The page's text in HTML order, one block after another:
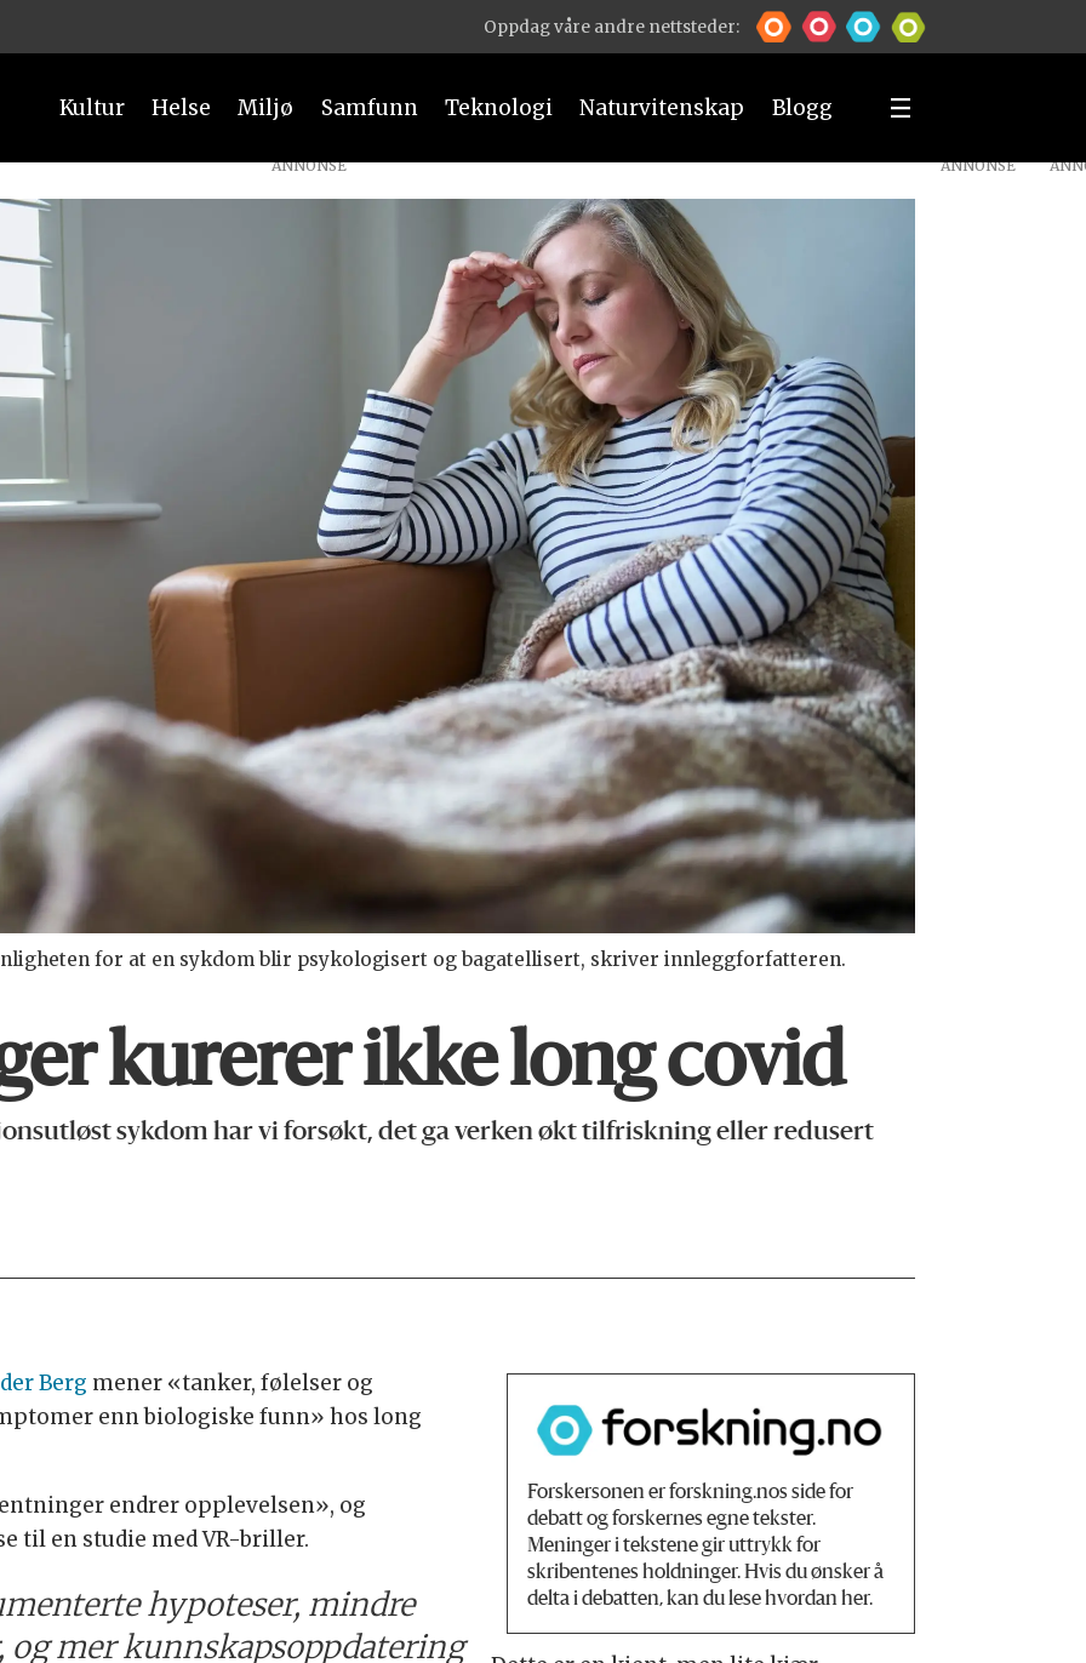
Oppdag våre andre nettsteder:
Kultur Helse Miljø Samfunn Teknologi Naturvitenskap Blogg
for at en sykdom blir psykologisert og bagatellisert, skriver innleggforfatteren.
kurerer ikke long covid
sykdom har vi forsøkt, det ga verken økt tilfriskning eller redusert
Forskersonen er forskning.nos side for
debatt og forskernes egne tekster.
Meninger i tekstene gir uttrykk for
skribentenes holdninger. Hvis du ønsker å
delta i debatten, kan du lese hvordan her.
Berg mener «tanker, følelser og
enn biologiske funn» hos long
endrer opplevelsen», og
til en studie med VR-briller.
hypoteser, mindre
mer kunnskapsoppdatering
ANNONSE